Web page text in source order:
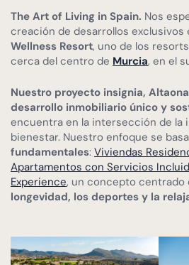
The Art of Living in Spain. Nos
creación de desarrollos exclusivos
Wellness Resort, uno de los
cerca del centro de Murcia, en el
Nuestro proyecto insignia,
desarrollo inmobiliario único y
encuentra en la intersección de la
bienestar. Nuestro enfoque se
fundamentales: Viviendas
Apartamentos con Servicios
Experience, un concepto centrado
longevidad, los deportes y la